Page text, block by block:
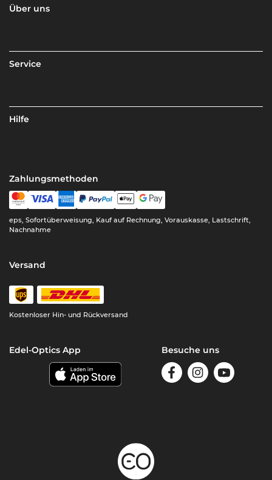
Über uns
Service
Hilfe
Zahlungsmethoden
eps, Sofortüberweisung, Kauf auf Rechnung, Vorauskasse, Lastschrift,
Nachnahme
Versand
Kostenloser Hin- und Rückversand
Edel-Optics App Besuche uns